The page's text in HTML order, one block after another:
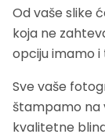
Od vaše slike
koja ne
opciju imamo i
Sve vaše
štampamo na
kvalitetne